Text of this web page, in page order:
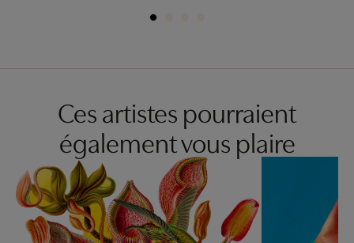
Ces artistes pourraient
également vous plaire